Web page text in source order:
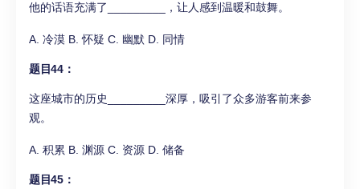
他的话语充满了_________，让人感到温暖和鼓舞。
A. 冷漠 B. 怀疑 C. 幽默 D. 同情
题目44：
这座城市的历史_________深厚，吸引了众多游客前来参
观。
A. 积累 B. 渊源 C. 资源 D. 储备
题目45：